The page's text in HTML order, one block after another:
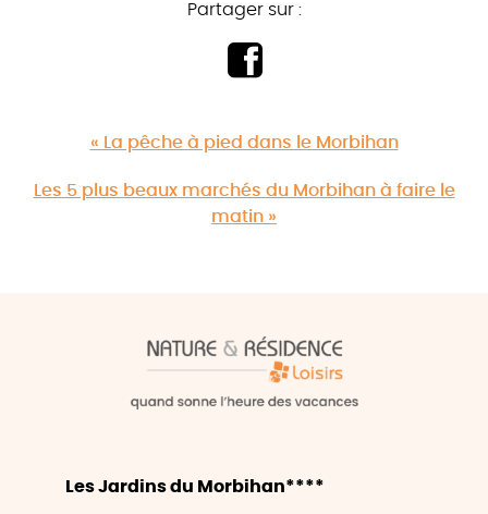
Partager sur :
« La pêche à pied dans le Morbihan
Les 5 plus beaux marchés du Morbihan à faire le
matin »
Les Jardins du Morbihan****